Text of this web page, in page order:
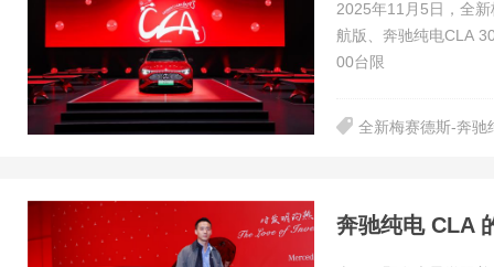
2025年11月5日，全
航版、奔驰纯电CLA
00台限
全新梅赛德斯-奔驰
奔驰纯电 CLA